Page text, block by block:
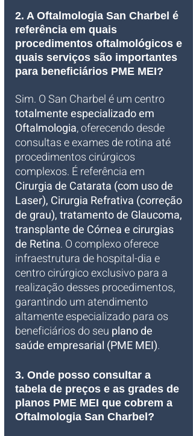
2. A Oftalmologia San Charbel é
referência em quais
procedimentos oftalmológicos e
quais serviços são importantes
para beneficiários PME MEI?
Sim. O San Charbel é um centro
totalmente especializado em
Oftalmologia, oferecendo desde
consultas e exames de rotina até
procedimentos cirúrgicos
complexos. É referência em
Cirurgia de Catarata (com uso de
Laser), Cirurgia Refrativa (correção
de grau), tratamento de Glaucoma,
transplante de Córnea e cirurgias
de Retina. O complexo oferece
infraestrutura de hospital-dia e
centro cirúrgico exclusivo para a
realização desses procedimentos,
garantindo um atendimento
altamente especializado para os
beneficiários do seu plano de
saúde empresarial (PME MEI).
3. Onde posso consultar a
tabela de preços e as grades de
planos PME MEI que cobrem a
Oftalmologia San Charbel?